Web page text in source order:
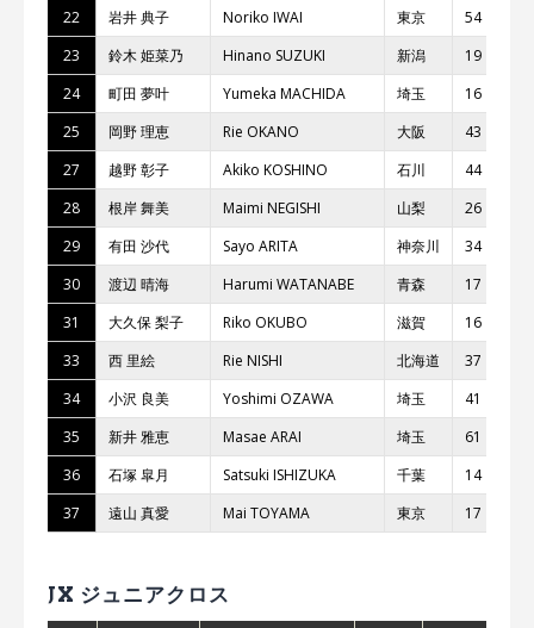
22
岩井 典⼦ Noriko IWAI 東京 54
23
鈴⽊ 姫菜乃 Hinano SUZUKI 新潟 19
24
町⽥ 夢叶 Yumeka MACHIDA 埼⽟ 16
25
岡野 理恵 Rie OKANO ⼤阪 43
27
越野 彰⼦ Akiko KOSHINO ⽯川 44
28
根岸 舞美 Maimi NEGISHI ⼭梨 26
29
有⽥ 沙代 Sayo ARITA 神奈川 34
30
渡辺 晴海 Harumi WATANABE ⻘森 17
31
⼤久保 梨⼦ Riko OKUBO 滋賀 16
33
⻄ ⾥絵 Rie NISHI 北海道
37
34
⼩沢 良美 Yoshimi OZAWA 埼⽟ 41
35
新井 雅恵 Masae ARAI 埼⽟
61
36
⽯塚 皐⽉ Satsuki ISHIZUKA 千葉
14
37
遠⼭ 真愛 Mai TOYAMA 東京 17
JX ジュニアクロス